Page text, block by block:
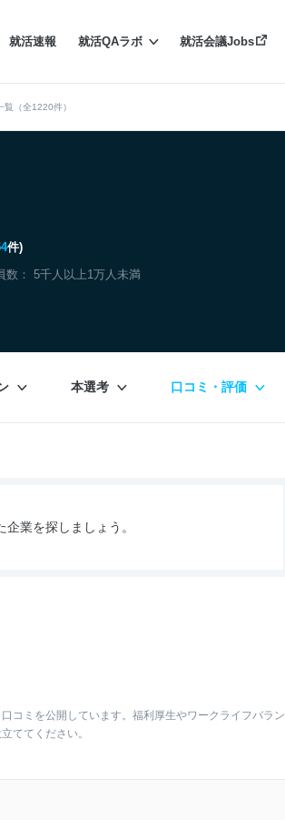
就活速報 就活QAラボ 就活会議Jobs
（全1220件）
件)
数： 5千人以上1万人未満
本選考 口コミ・評価
業を探しましょう。
コミを公開しています。福利厚生やワークライフバラン
ててください。